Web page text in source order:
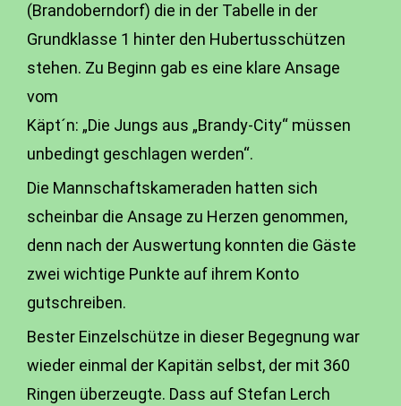
(Brandoberndorf) die in der Tabelle in der
Grundklasse 1 hinter den Hubertusschützen
stehen. Zu Beginn gab es eine klare Ansage
vom
Käpt´n: „Die Jungs aus „Brandy-City“ müssen
unbedingt geschlagen werden“.
Die Mannschaftskameraden hatten sich
scheinbar die Ansage zu Herzen genommen,
denn nach der Auswertung konnten die Gäste
zwei wichtige Punkte auf ihrem Konto
gutschreiben.
Bester Einzelschütze in dieser Begegnung war
wieder einmal der Kapitän selbst, der mit 360
Ringen überzeugte. Dass auf Stefan Lerch